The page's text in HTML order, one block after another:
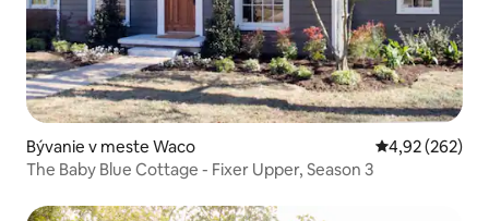
Bývanie v meste Waco Priemerné
4,92 (262)
The Baby Blue Cottage - Fixer Upper, Season 3